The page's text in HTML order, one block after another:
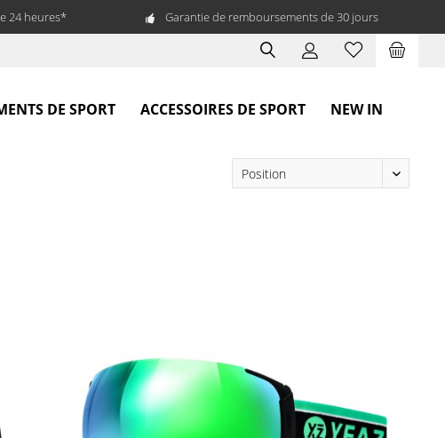
24 heures* Garantie de remboursements de 30 jours
DE SPORT ACCESSOIRES DE SPORT NEW IN